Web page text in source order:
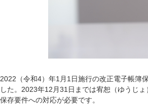
2022（令和4）年1月1日施行の改正電子帳簿
した。2023年12月31日までは宥恕（ゆうじ
保存要件への対応が必要です。